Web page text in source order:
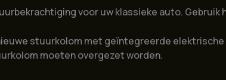
voor uw klassieke auto.
stuurkolom met geïntegreerde
moeten overgezet worden.